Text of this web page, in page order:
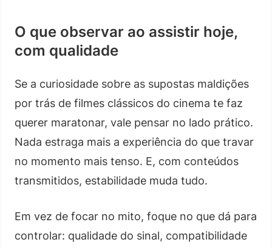
O que observar ao assistir hoje,
com qualidade
Se a curiosidade sobre as supostas maldições
por trás de filmes clássicos do cinema te faz
querer maratonar, vale pensar no lado prático.
Nada estraga mais a experiência do que travar
no momento mais tenso. E, com conteúdos
transmitidos, estabilidade muda tudo.
Em vez de focar no mito, foque no que dá para
controlar: qualidade do sinal, compatibilidade